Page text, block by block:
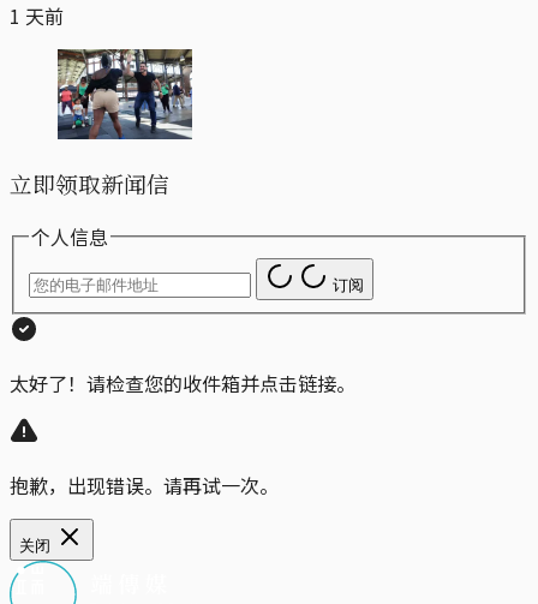
1 天前
立即领取新闻信
个人信息
订阅
太好了！请检查您的收件箱并点击链接。
抱歉，出现错误。请再试一次。
关闭